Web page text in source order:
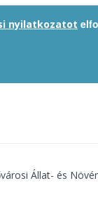
nyilatkozatot
Állat- és